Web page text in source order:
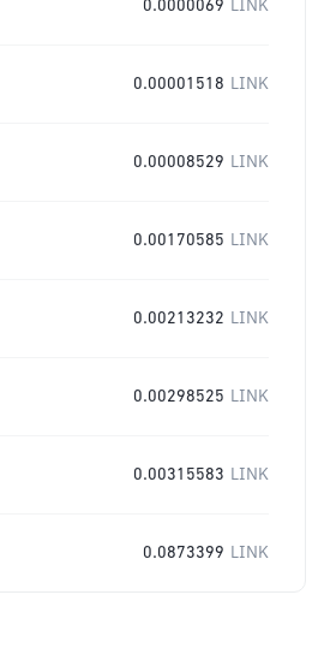
0.0000069 LINK
0.00001518 LINK
0.00008529 LINK
0.00170585 LINK
0.00213232 LINK
0.00298525 LINK
0.00315583 LINK
0.0873399 LINK